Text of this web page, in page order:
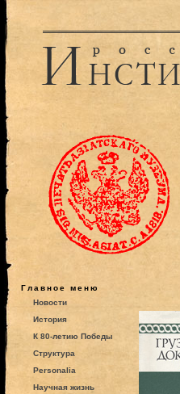
Главное меню
Новости
История
К 80-летию Победы
Структура
Personalia
Научная жизнь